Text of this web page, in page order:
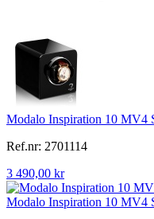
Modalo Inspiration 10 MV4
Ref.nr: 2701114
3 490,00 kr
Modalo Inspiration 10 MV4